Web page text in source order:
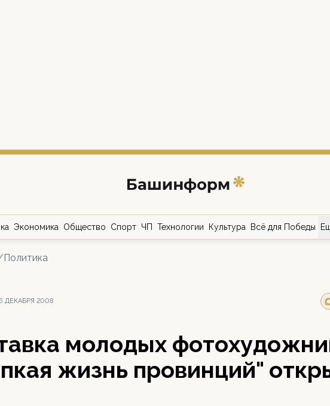
Экономика Общество Спорт ЧП Технологии Культура Всё для Победы
Политика
ДЕКАБРЯ 2008
молодых
жизнь провинций"